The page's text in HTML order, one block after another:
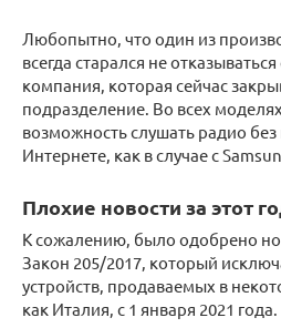
Любопытно, что один из
всегда старался не
компания, которая сейчас
подразделение. Во всех
возможность слушать радио
Интернете, как в случае с
Плохие новости за этот
К сожалению, было одобрено
Закон 205/2017, который
устройств, продаваемых в
как Италия, с 1 января 2021